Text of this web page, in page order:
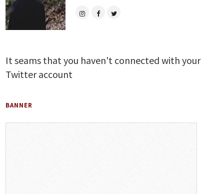
It seams that you haven't connected with your
Twitter account
BANNER